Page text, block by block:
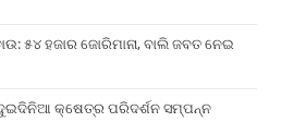
୫୪ ହଜାର ଜୋରିମାନା, ବାଲି ଜବତ ନେଇ
କ୍ଷେତ୍ର ପରିଦର୍ଶନ ସମ୍ପନ୍ନ